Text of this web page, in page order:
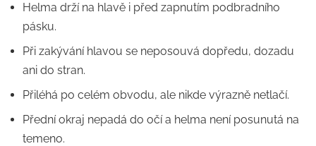
Helma drží na hlavě i před zapnutím podbradního
pásku.
Při zakývání hlavou se neposouvá dopředu, dozadu
ani do stran.
Přiléhá po celém obvodu, ale nikde výrazně netlačí.
Přední okraj nepadá do očí a helma není posunutá na
temeno.